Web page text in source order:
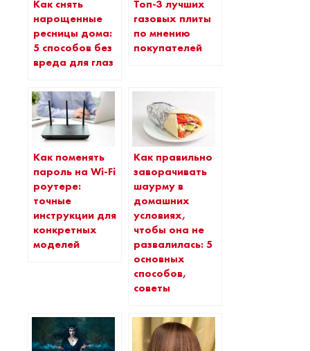
Как снять
нарощенные
ресницы дома:
5 способов без
вреда для глаз
Топ-3 лучших
газовых плиты
по мнению
покупателей
Как поменять
пароль на Wi-Fi
роутере:
точные
инструкции для
конкретных
моделей
Как правильно
заворачивать
шаурму в
домашних
условиях,
чтобы она не
развалилась: 5
основных
способов,
советы